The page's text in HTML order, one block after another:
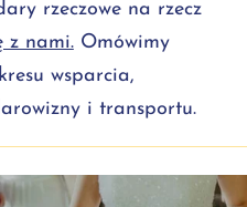
rzeczowe na rzecz
z nami.Omówimy
wsparcia,
i transportu.